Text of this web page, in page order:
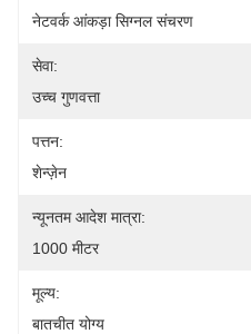
नेटवर्क आंकड़ा सिग्नल संचरण
सेवा:
उच्च गुणवत्ता
पत्तन:
शेन्ज़ेन
न्यूनतम आदेश मात्रा:
1000 मीटर
मूल्य:
बातचीत योग्य